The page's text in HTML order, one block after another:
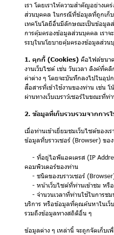
เรา โดยเราให้ความสำคัญอย่างเ
ส่วนบุคคล ในกรณีที่ข้อมูลที่ถูกเก็บ
เทคโนโลยีอื่นมีลักษณะเป็นข้อมูล
การคุ้มครองข้อมูลส่วนบุคคล เราจ
ระบุในนโยบายคุ้มครองข้อมูลส่วน
1. คุกกี้ (Cookies) คือไฟล์ขนา
งานเว็บไซต์ เช่น วันเวลา ลิงค์ที่ค
ค่าต่าง ๆ โดยจะบันทึกลงไปในอุป
สื่อสารที่เข้าใช้งานของท่าน เช่น
ผ่านทางเว็บเบราว์เซอร์ในขณะที่ท่
2. ข้อมูลที่เก็บรวบรวมจากการ
เมื่อท่านเข้าเยี่ยมชมเว็บไซต์ของเ
ข้อมูลที่บราวเซอร์ (Browser) ขอ
- ที่อยู่ไอพีแอดเดรส (IP
คอมพิวเตอร์ของท่าน
- ชนิดของบราวเซอร์
- หน้าเว็บไซต์ที่ท่านเข้าชม หรือ
- จำนวนเวลาที่ท่านใช้ในการช
บริการ หรือข้อมูลที่คุณค้นหาในเว็บ
รวมถึงข้อมูลทางสถิติอื่น ๆ
ข้อมูลต่าง ๆ เหล่านี้ จะถูกจัดเก็บเ